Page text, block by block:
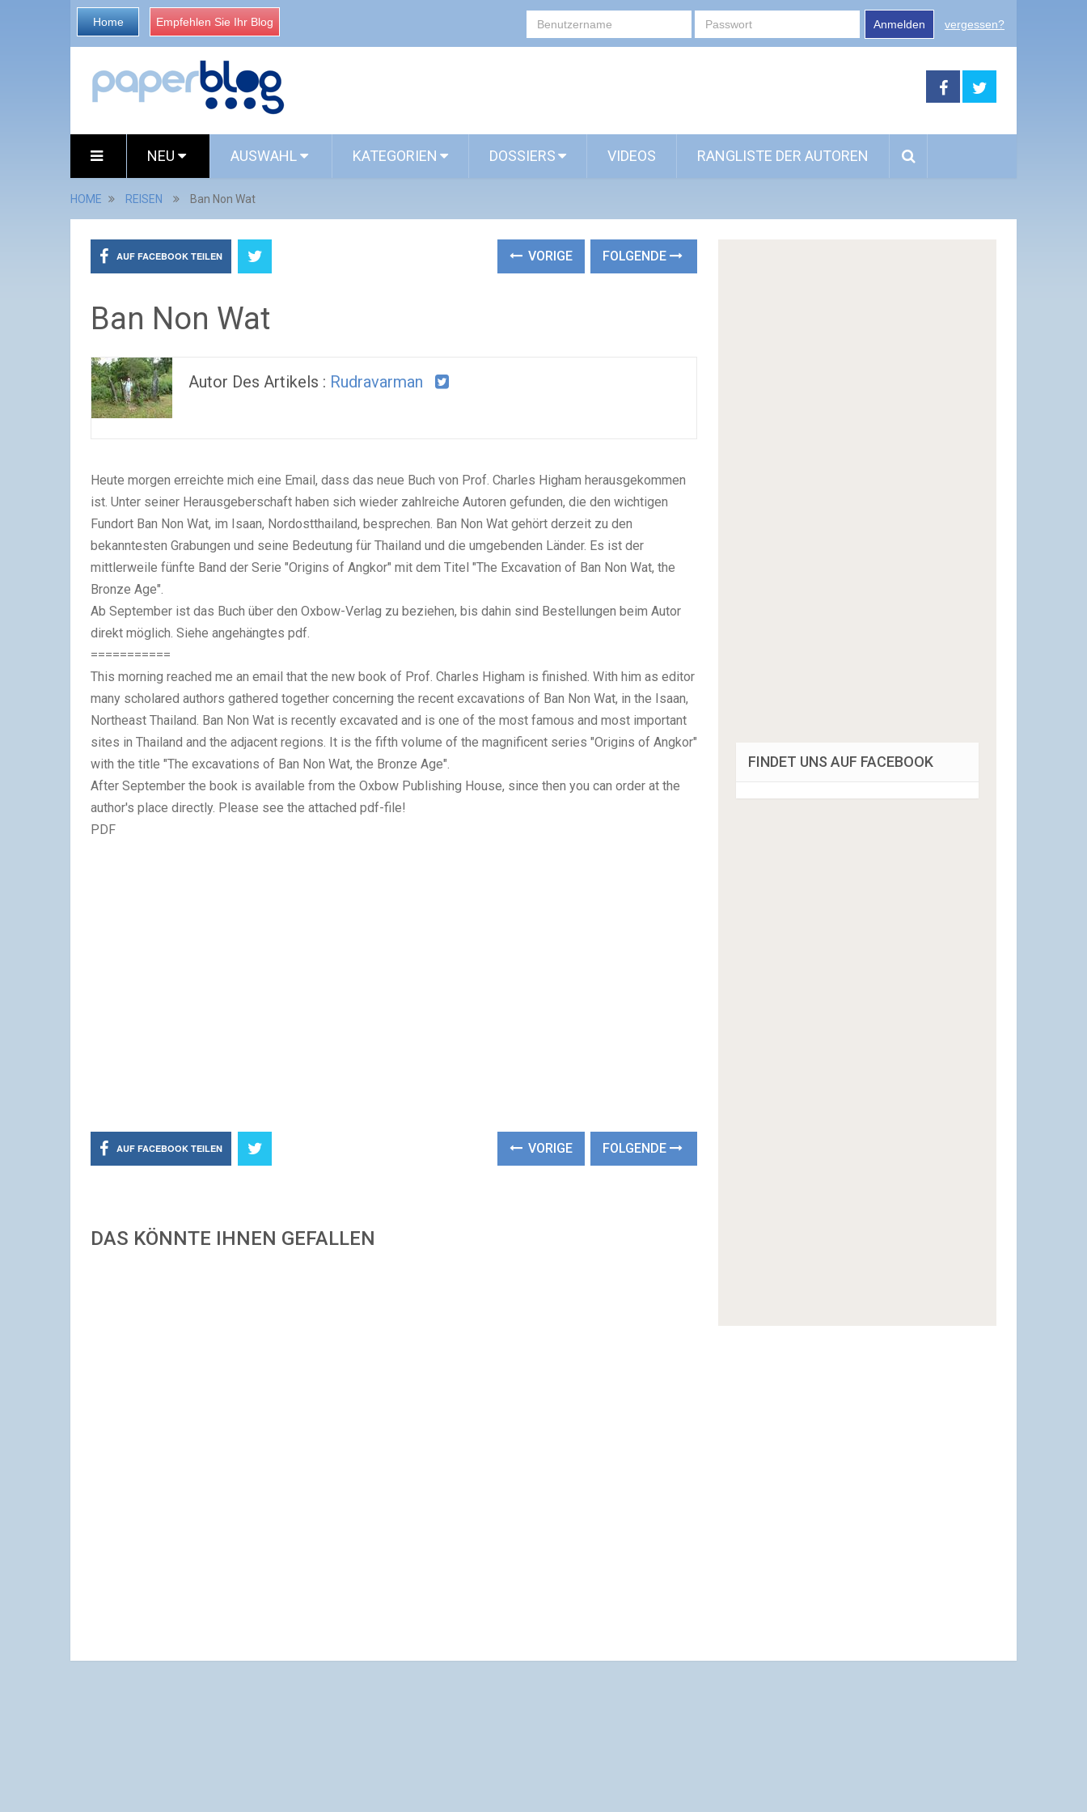
Home Empfehlen Sie Ihr Blog Anmelden vergessen?
NEU AUSWAHL KATEGORIEN DOSSIERS VIDEOS RANGLISTE DER AUTOREN
HOME REISEN Ban Non Wat
AUF FACEBOOK TEILEN VORIGE FOLGENDE
Ban Non Wat
Autor Des Artikels : Rudravarman
Heute morgen erreichte mich eine Email, dass das neue Buch von Prof. Charles Higham herausgekommen
ist. Unter seiner Herausgeberschaft haben sich wieder zahlreiche Autoren gefunden, die den wichtigen
Fundort Ban Non Wat, im Isaan, Nordostthailand, besprechen. Ban Non Wat gehört derzeit zu den
bekanntesten Grabungen und seine Bedeutung für Thailand und die umgebenden Länder. Es ist der
mittlerweile fünfte Band der Serie "Origins of Angkor" mit dem Titel "The Excavation of Ban Non Wat, the
Bronze Age".
Ab September ist das Buch über den Oxbow-Verlag zu beziehen, bis dahin sind Bestellungen beim Autor
direkt möglich. Siehe angehängtes pdf.
===========
This morning reached me an email that the new book of Prof. Charles Higham is finished. With him as editor
many scholared authors gathered together concerning the recent excavations of Ban Non Wat, in the Isaan,
Northeast Thailand. Ban Non Wat is recently excavated and is one of the most famous and most important
sites in Thailand and the adjacent regions. It is the fifth volume of the magnificent series "Origins of Angkor"
with the title "The excavations of Ban Non Wat, the Bronze Age".
After September the book is available from the Oxbow Publishing House, since then you can order at the
author's place directly. Please see the attached pdf-file!
PDF
AUF FACEBOOK TEILEN VORIGE FOLGENDE
DAS KÖNNTE IHNEN GEFALLEN
FINDET UNS AUF FACEBOOK